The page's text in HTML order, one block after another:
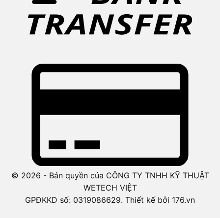
© 2026 - Bản quyền của CÔNG TY TNHH KỸ THUẬT
WETECH VIỆT
GPĐKKD số: 0319086629. Thiết kế bởi 176.vn